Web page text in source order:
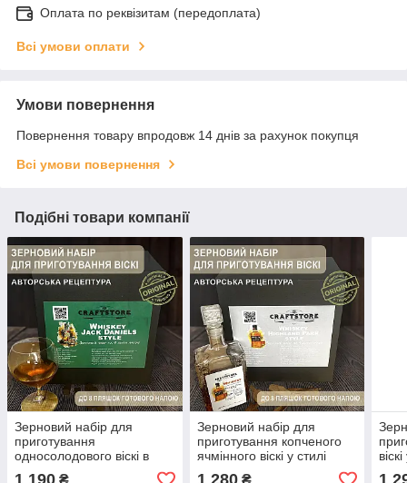
Оплата по реквізитам (передоплата)
Всі умови оплати
Умови повернення
Повернення товару впродовж 14 днів за рахунок покупця
Всі умови повернення
Подібні товари компанії
Зерновий набір для
приготування
односолодового віскі в
стилі Jack Daniel’s
Зерновий набір для
приготування копченого
ячмінного віскі у стилі
Highland Park